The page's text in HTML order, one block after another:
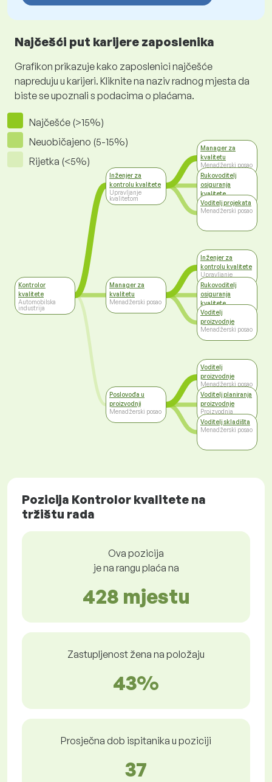
Najčešći put karijere zaposlenika
Grafikon prikazuje kako zaposlenici najčešće
napreduju u karijeri. Kliknite na naziv radnog mjesta da
biste se upoznali s podacima o plaćama.
Najčešće (>15%)
Neuobičajeno (5-15%)
Rijetka (<5%)
Kontrolor
kvalitete
Automobilska
industrija
Inženjer za
kontrolu kvalitete
Upravljanje
kvalitetom
Manager za
kvalitetu
Menadžerski posao
Poslovođa u
proizvodnji
Menadžerski posao
Manager za
kvalitetu
Menadžerski posao
Rukovoditelj
osiguranja
kvalitete
Top management
Voditelj projekata
Menadžerski posao
Inženjer za
kontrolu kvalitete
Upravljanje
kvalitetom
Rukovoditelj
osiguranja
kvalitete
Top management
Voditelj
proizvodnje
Menadžerski posao
Voditelj
proizvodnje
Menadžerski posao
Voditelj planiranja
proizvodnje
Proizvodnja
Voditelj skladišta
Menadžerski posao
Pozicija Kontrolor kvalitete na
tržištu rada
Ova pozicija
je na rangu plaća na
428 mjestu
Zastupljenost žena na položaju
43%
Prosječna dob ispitanika u poziciji
37